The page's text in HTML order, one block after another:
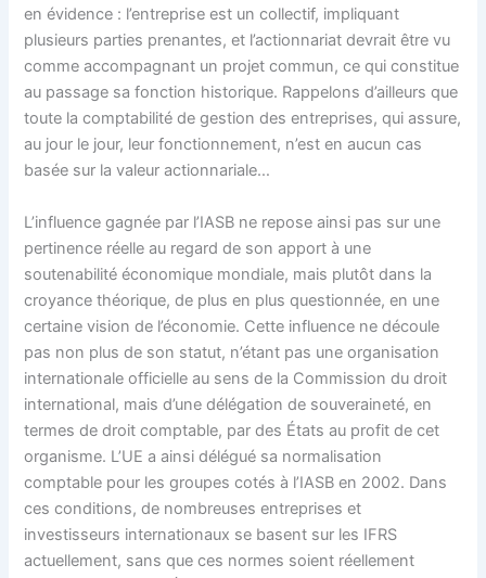
en évidence : l’entreprise est un collectif, impliquant
plusieurs parties prenantes, et l’actionnariat devrait être vu
comme accompagnant un projet commun, ce qui constitue
au passage sa fonction historique. Rappelons d’ailleurs que
toute la comptabilité de gestion des entreprises, qui assure,
au jour le jour, leur fonctionnement, n’est en aucun cas
basée sur la valeur actionnariale…
L’influence gagnée par l’IASB ne repose ainsi pas sur une
pertinence réelle au regard de son apport à une
soutenabilité économique mondiale, mais plutôt dans la
croyance théorique, de plus en plus questionnée, en une
certaine vision de l’économie. Cette influence ne découle
pas non plus de son statut, n’étant pas une organisation
internationale officielle au sens de la Commission du droit
international, mais d’une délégation de souveraineté, en
termes de droit comptable, par des États au profit de cet
organisme. L’UE a ainsi délégué sa normalisation
comptable pour les groupes cotés à l’IASB en 2002. Dans
ces conditions, de nombreuses entreprises et
investisseurs internationaux se basent sur les IFRS
actuellement, sans que ces normes soient réellement